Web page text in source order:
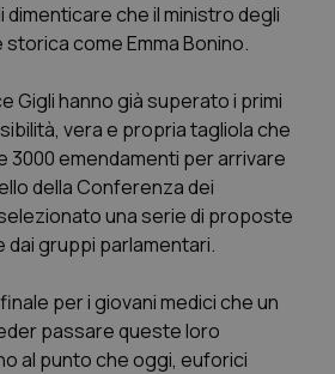
di Trento
Scompenso
dimenticare che il ministro degli
come Emma Bonino.
Gigli hanno già superato i primi
vera e propria tagliola che
3000 emendamenti per arrivare
della Conferenza dei
una serie di proposte
gruppi parlamentari.
per i giovani medici che un
passare queste loro
al punto che oggi, euforici